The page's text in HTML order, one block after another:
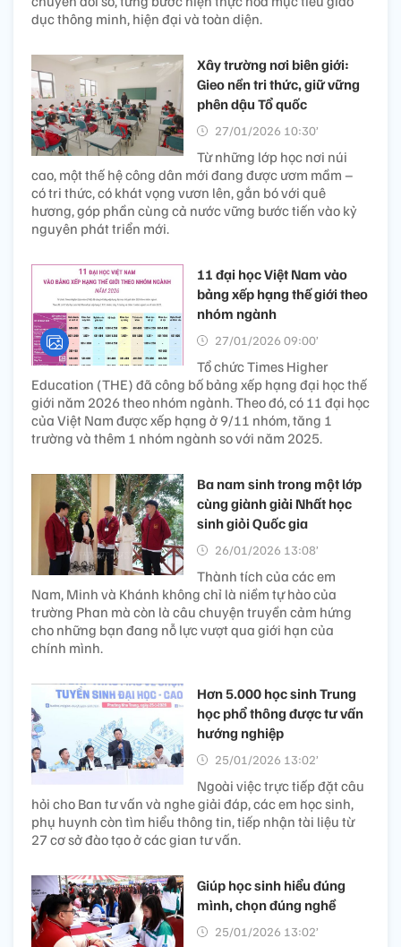
dục thông minh, hiện đại và toàn diện.
Xây trường nơi biên giới:
Gieo nền tri thức, giữ vững
phên dậu Tổ quốc
27/01/2026 10:30’
Từ những lớp học nơi núi
cao, một thế hệ công dân mới đang được ươm mầm –
có tri thức, có khát vọng vươn lên, gắn bó với quê
hương, góp phần cùng cả nước vững bước tiến vào kỷ
nguyên phát triển mới.
11 đại học Việt Nam vào
bảng xếp hạng thế giới theo
nhóm ngành
27/01/2026 09:00’
Tổ chức Times Higher
Education (THE) đã công bố bảng xếp hạng đại học thế
giới năm 2026 theo nhóm ngành. Theo đó, có 11 đại học
của Việt Nam được xếp hạng ở 9/11 nhóm, tăng 1
trường và thêm 1 nhóm ngành so với năm 2025.
Ba nam sinh trong một lớp
cùng giành giải Nhất học
sinh giỏi Quốc gia
26/01/2026 13:08’
Thành tích của các em
Nam, Minh và Khánh không chỉ là niềm tự hào của
trường Phan mà còn là câu chuyện truyền cảm hứng
cho những bạn đang nỗ lực vượt qua giới hạn của
chính mình.
Hơn 5.000 học sinh Trung
học phổ thông được tư vấn
hướng nghiệp
25/01/2026 13:02’
Ngoài việc trực tiếp đặt câu
hỏi cho Ban tư vấn và nghe giải đáp, các em học sinh,
phụ huynh còn tìm hiểu thông tin, tiếp nhận tài liệu từ
27 cơ sở đào tạo ở các gian tư vấn.
Giúp học sinh hiểu đúng
mình, chọn đúng nghề
25/01/2026 13:02’